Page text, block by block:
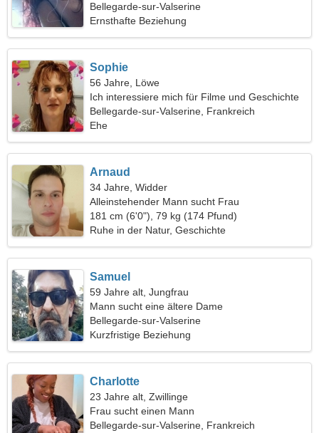
Bellegarde-sur-Valserine
Ernsthafte Beziehung
Sophie
56 Jahre, Löwe
Ich interessiere mich für Filme und Geschichte
Bellegarde-sur-Valserine, Frankreich
Ehe
Arnaud
34 Jahre, Widder
Alleinstehender Mann sucht Frau
181 cm (6'0"), 79 kg (174 Pfund)
Ruhe in der Natur, Geschichte
Samuel
59 Jahre alt, Jungfrau
Mann sucht eine ältere Dame
Bellegarde-sur-Valserine
Kurzfristige Beziehung
Charlotte
23 Jahre alt, Zwillinge
Frau sucht einen Mann
Bellegarde-sur-Valserine, Frankreich